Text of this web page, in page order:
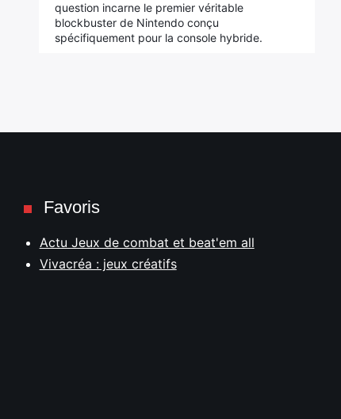
question incarne le premier véritable
blockbuster de Nintendo conçu
spécifiquement pour la console hybride.
Favoris
Actu Jeux de combat et beat'em all
Vivacréa : jeux créatifs